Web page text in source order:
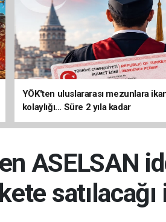
YÖK'ten uluslararası mezunlara
kolaylığı... Süre 2 yıla kadar
uzatılabilecek
ASELSAN
satılacağı